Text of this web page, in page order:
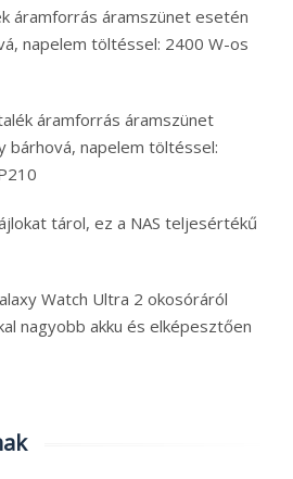
áramforrás áramszünet esetén
napelem töltéssel: 2400 W-os
áramforrás áramszünet
bárhová, napelem töltéssel:
tárol, ez a NAS teljesértékű
Watch Ultra 2 okosóráról
nagyobb akku és elképesztően